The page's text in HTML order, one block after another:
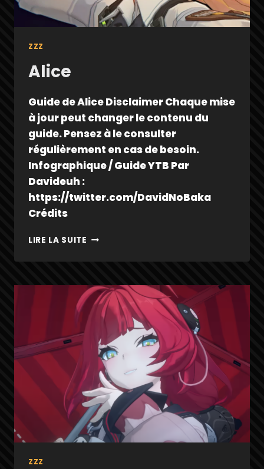
ZZZ
Alice
Guide de Alice Disclaimer Chaque mise
à jour peut changer le contenu du
guide. Pensez à le consulter
régulièrement en cas de besoin.
Infographique / Guide YTB Par
Davideuh :
https://twitter.com/DavidNoBaka
Crédits
LIRE LA SUITE ALICE
ZZZ